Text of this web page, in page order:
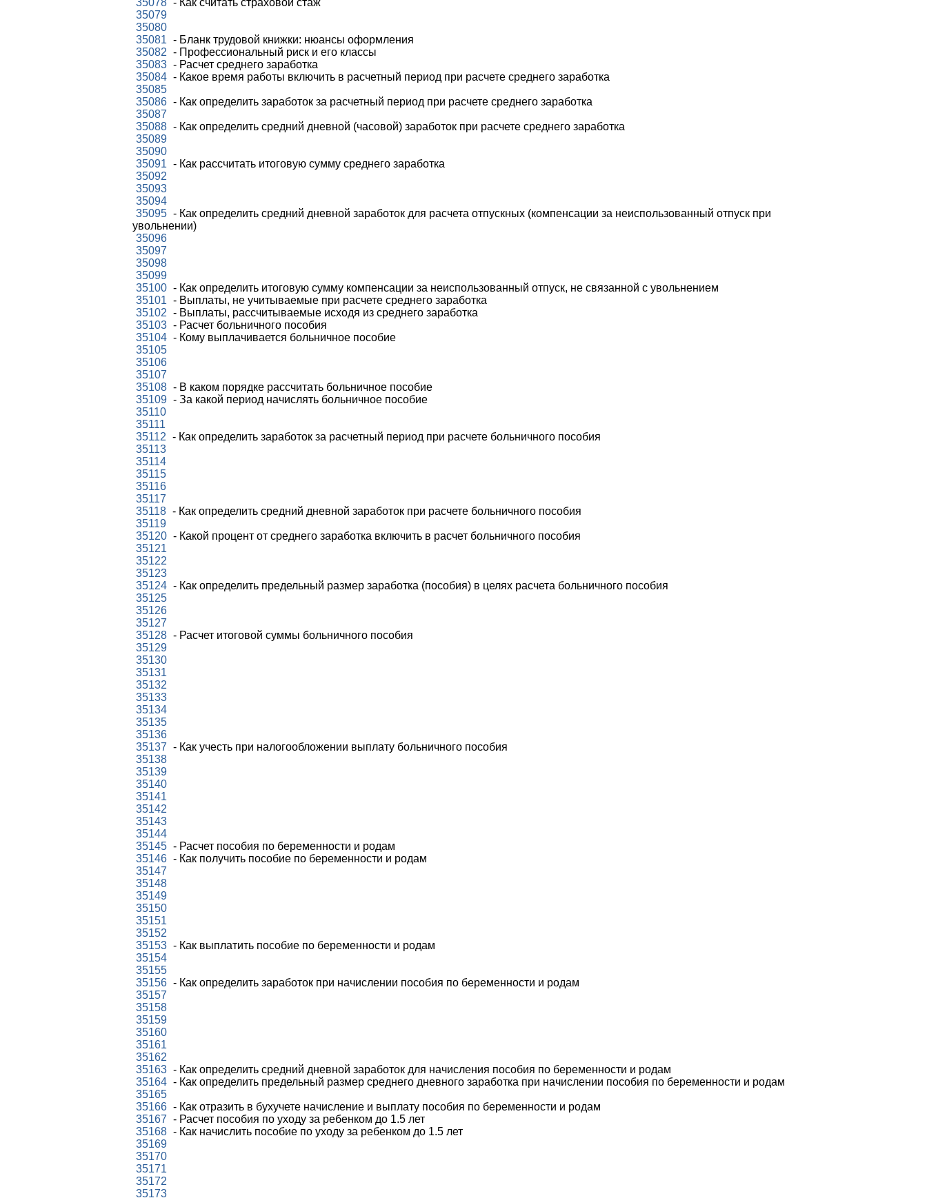
35078 - Как считать страховой стаж
35079
35080
35081 - Бланк трудовой книжки: нюансы оформления
35082 - Профессиональный риск и его классы
35083 - Расчет среднего заработка
35084 - Какое время работы включить в расчетный период при расчете среднего заработка
35085
35086 - Как определить заработок за расчетный период при расчете среднего заработка
35087
35088 - Как определить средний дневной (часовой) заработок при расчете среднего заработка
35089
35090
35091 - Как рассчитать итоговую сумму среднего заработка
35092
35093
35094
35095 - Как определить средний дневной заработок для расчета отпускных (компенсации за неиспользованный отпуск при
увольнении)
35096
35097
35098
35099
35100 - Как определить итоговую сумму компенсации за неиспользованный отпуск, не связанной с увольнением
35101 - Выплаты, не учитываемые при расчете среднего заработка
35102 - Выплаты, рассчитываемые исходя из среднего заработка
35103 - Расчет больничного пособия
35104 - Кому выплачивается больничное пособие
35105
35106
35107
35108 - В каком порядке рассчитать больничное пособие
35109 - За какой период начислять больничное пособие
35110
35111
35112 - Как определить заработок за расчетный период при расчете больничного пособия
35113
35114
35115
35116
35117
35118 - Как определить средний дневной заработок при расчете больничного пособия
35119
35120 - Какой процент от среднего заработка включить в расчет больничного пособия
35121
35122
35123
35124 - Как определить предельный размер заработка (пособия) в целях расчета больничного пособия
35125
35126
35127
35128 - Расчет итоговой суммы больничного пособия
35129
35130
35131
35132
35133
35134
35135
35136
35137 - Как учесть при налогообложении выплату больничного пособия
35138
35139
35140
35141
35142
35143
35144
35145 - Расчет пособия по беременности и родам
35146 - Как получить пособие по беременности и родам
35147
35148
35149
35150
35151
35152
35153 - Как выплатить пособие по беременности и родам
35154
35155
35156 - Как определить заработок при начислении пособия по беременности и родам
35157
35158
35159
35160
35161
35162
35163 - Как определить средний дневной заработок для начисления пособия по беременности и родам
35164 - Как определить предельный размер среднего дневного заработка при начислении пособия по беременности и родам
35165
35166 - Как отразить в бухучете начисление и выплату пособия по беременности и родам
35167 - Расчет пособия по уходу за ребенком до 1.5 лет
35168 - Как начислить пособие по уходу за ребенком до 1.5 лет
35169
35170
35171
35172
35173